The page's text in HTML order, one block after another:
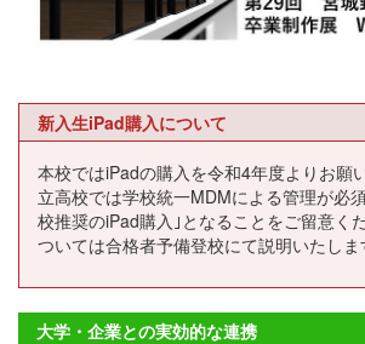
新入生iPad購入について
本校ではiPadの購入を令和4年度よりお願
立高校では学校統一MDMによる管理が必
校推奨のiPad購入｣となることをご留意く
ついては合格者予備登校にて説明いたしま
大学・企業との実効的な連携